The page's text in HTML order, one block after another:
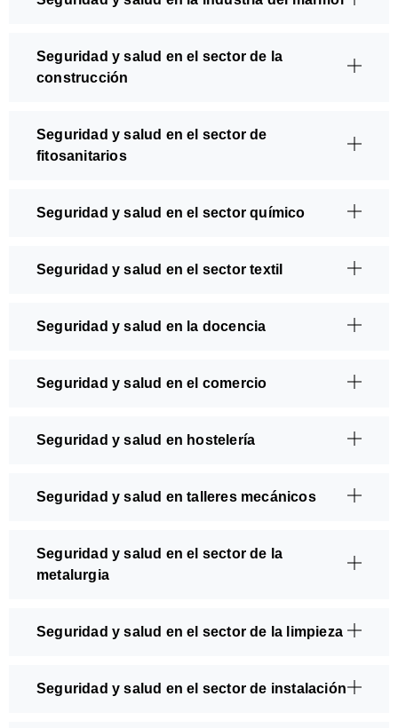
Seguridad y salud en el sector de la
construcción
Seguridad y salud en el sector de
fitosanitarios
Seguridad y salud en el sector químico
Seguridad y salud en el sector textil
Seguridad y salud en la docencia
Seguridad y salud en el comercio
Seguridad y salud en hostelería
Seguridad y salud en talleres mecánicos
Seguridad y salud en el sector de la
metalurgia
Seguridad y salud en el sector de la limpieza
Seguridad y salud en el sector de instalación